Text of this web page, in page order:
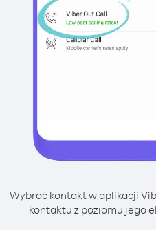
Wybrać kontakt w aplikacji
kontaktu z poziomu jego